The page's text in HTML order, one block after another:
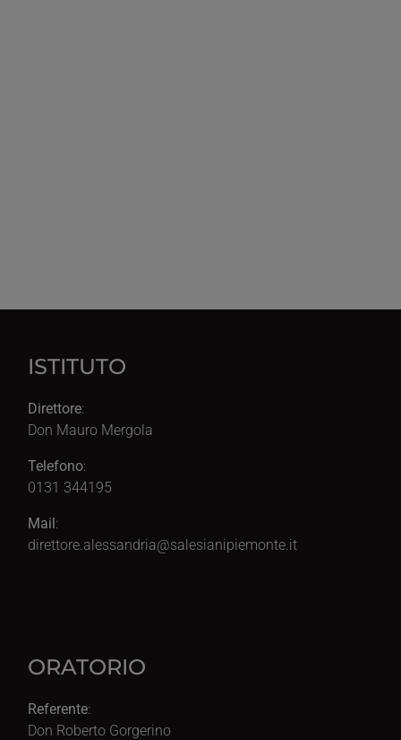
ISTITUTO
Direttore:
Don Mauro Mergola
Telefono:
0131 344195
Mail :
direttore.alessandria@salesianipiemonte.it
ORATORIO
Referente:
Don Roberto Gorgerino